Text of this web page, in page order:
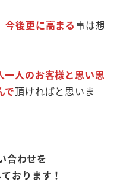
今後更に高まる事は想
一人のお客様と思い思
で頂ければと思いま
合わせを
おります！